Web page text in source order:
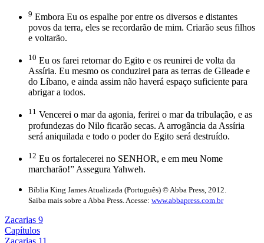
9 Embora Eu os espalhe por entre os diversos e distantes
povos da terra, eles se recordarão de mim. Criarão seus filhos
e voltarão.
10 Eu os farei retornar do Egito e os reunirei de volta da
Assíria. Eu mesmo os conduzirei para as terras de Gileade e
do Líbano, e ainda assim não haverá espaço suficiente para
abrigar a todos.
11 Vencerei o mar da agonia, ferirei o mar da tribulação, e as
profundezas do Nilo ficarão secas. A arrogância da Assíria
será aniquilada e todo o poder do Egito será destruído.
12 Eu os fortalecerei no SENHOR, e em meu Nome
marcharão!” Assegura Yahweh.
Bíblia King James Atualizada (Português) © Abba Press, 2012.
Saiba mais sobre a Abba Press. Acesse: www.abbapress.com.br
Zacarias 9
Capítulos
Zacarias 11